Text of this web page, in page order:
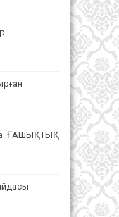
ҒАШЫҚТЫҚ